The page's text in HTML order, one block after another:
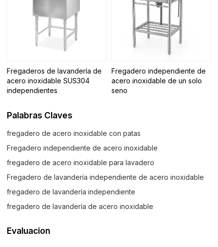
Fregaderos de lavandería de
acero inoxidable SUS304
independientes
Fregadero independiente de
acero inoxidable de un solo
seno
Palabras Claves
fregadero de acero inoxidable con patas
Fregadero independiente de acero inoxidable
fregadero de acero inoxidable para lavadero
Fregadero de lavandería independiente de acero inoxidable
fregadero de lavandería independiente
fregadero de lavandería de acero inoxidable
Evaluacion